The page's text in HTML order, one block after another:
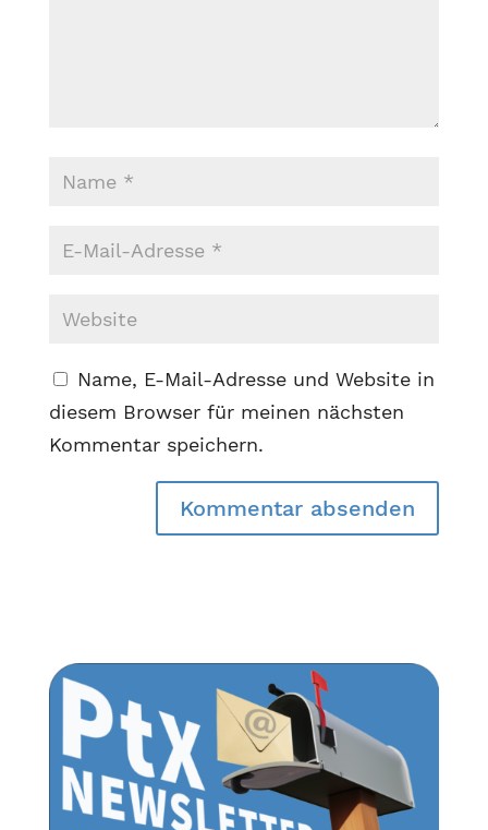
Name, E-Mail-Adresse und Website in
diesem Browser für meinen nächsten
Kommentar speichern.